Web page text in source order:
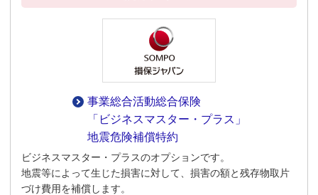
事業総合活動総合保険
「ビジネスマスター・プラス」
地震危険補償特約
ビジネスマスター・プラスのオプションです。
地震等によって生じた損害に対して、損害の額と残存物取片
づけ費用を補償します。